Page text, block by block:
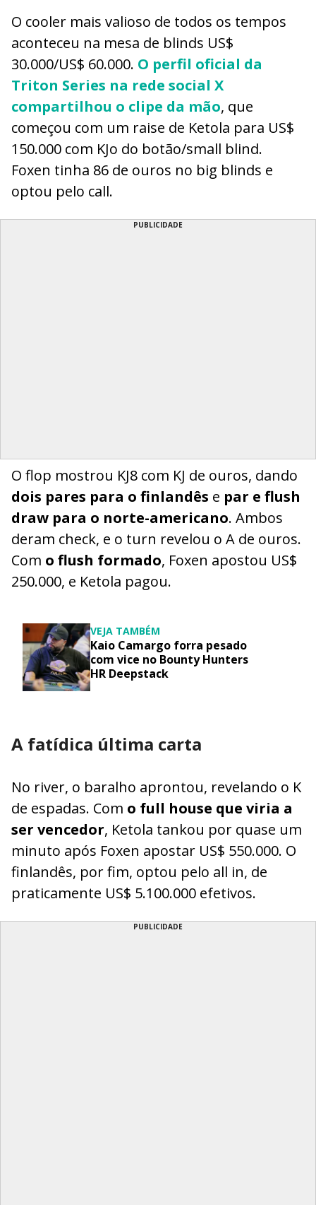
O cooler mais valioso de todos os tempos
aconteceu na mesa de blinds US$
30.000/US$ 60.000. O perfil oficial da
Triton Series na rede social X
compartilhou o clipe da mão, que
começou com um raise de Ketola para US$
150.000 com KJo do botão/small blind.
Foxen tinha 86 de ouros no big blinds e
optou pelo call.
PUBLICIDADE
O flop mostrou KJ8 com KJ de ouros, dando
dois pares para o finlandês e par e flush
draw para o norte-americano. Ambos
deram check, e o turn revelou o A de ouros.
Com o flush formado, Foxen apostou US$
250.000, e Ketola pagou.
VEJA TAMBÉM
Kaio Camargo forra pesado
com vice no Bounty Hunters
HR Deepstack
A fatídica última carta
No river, o baralho aprontou, revelando o K
de espadas. Com o full house que viria a
ser vencedor, Ketola tankou por quase um
minuto após Foxen apostar US$ 550.000. O
finlandês, por fim, optou pelo all in, de
praticamente US$ 5.100.000 efetivos.
PUBLICIDADE